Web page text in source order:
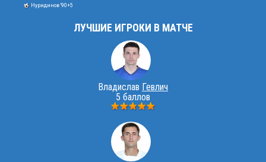
Нуридинов '90+5
ЛУЧШИЕ ИГРОКИ В МАТЧЕ
Владислав Гевлич
5 баллов